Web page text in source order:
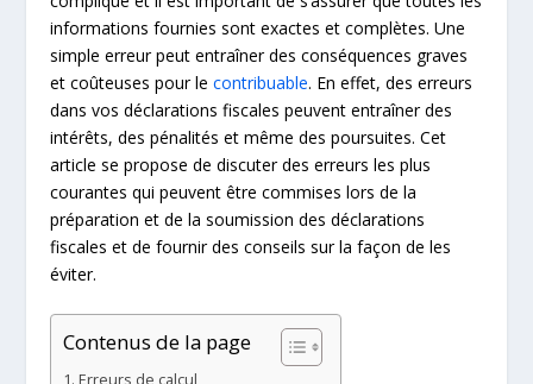
informations fournies sont exactes et complètes. Une
simple erreur peut entraîner des conséquences graves
et coûteuses pour lecontribuable. En effet, des erreurs
dans vos déclarations fiscales peuvent entraîner des
intérêts, des pénalités et même des poursuites. Cet
article se propose de discuter des erreurs les plus
courantes qui peuvent être commises lors de la
préparation et de la soumission des déclarations
fiscales et de fournir des conseils sur la façon de les
éviter.
Contenus de la page
Erreurs de calcul